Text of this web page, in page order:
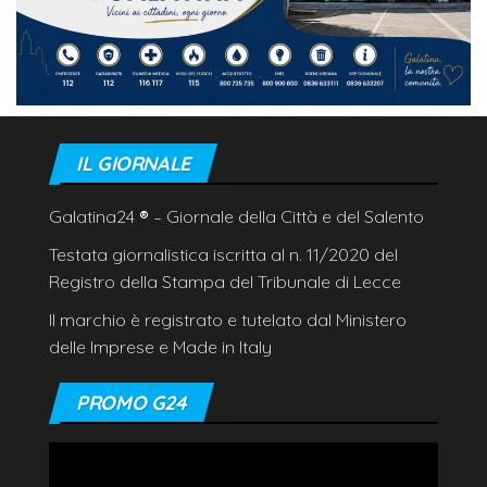
IL GIORNALE
Galatina24 ® – Giornale della Città e del Salento
Testata giornalistica iscritta al n. 11/2020 del
Registro della Stampa del Tribunale di Lecce
Il marchio è registrato e tutelato dal Ministero
delle Imprese e Made in Italy
PROMO G24